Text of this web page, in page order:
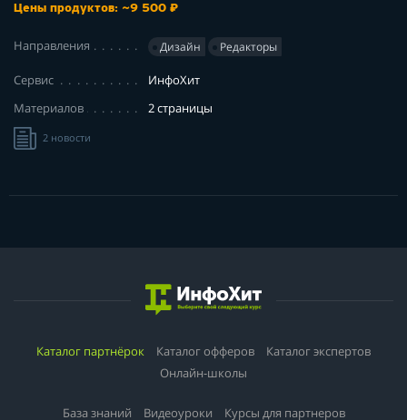
Цены продуктов: ~9 500 ₽
Направления Дизайн Редакторы
Сервис
ИнфоХит
Материалов
2 страницы
2 новости
Каталог партнёрок Каталог офферов
Каталог экспертов
Онлайн-школы
База знаний Видеоуроки Курсы для партнеров